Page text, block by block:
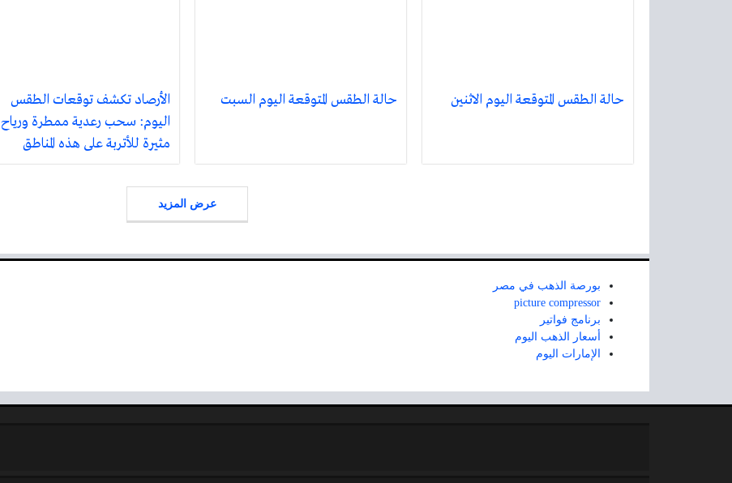
حالة الطقس المتوقعة اليوم الاثنين حالة الطقس المتوقعة اليوم السبت
الأرصاد تكشف توقعات الطقس
اليوم: سحب رعدية ممطرة ورياح
مثيرة للأتربة على هذه المناطق
عرض المزيد
بورصة الذهب في مصر
picture compressor
برنامج فواتير
أسعار الذهب اليوم
الإمارات اليوم